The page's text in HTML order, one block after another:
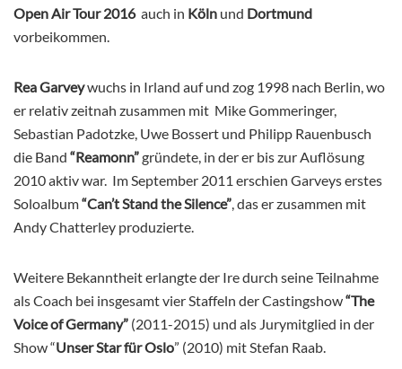
Open Air Tour 2016auch in Köln und Dortmund
vorbeikommen.
Rea Garveywuchs in Irland auf und zog 1998 nach Berlin, wo
er relativ zeitnah zusammen mit Mike Gommeringer,
Sebastian Padotzke, Uwe Bossert und Philipp Rauenbusch
die Band “Reamonn”gründete, in der er bis zur Auflösung
2010 aktiv war. Im September 2011 erschien Garveys erstes
Soloalbum“Can’t Stand the Silence”, das er zusammen mit
Andy Chatterley produzierte.
Weitere Bekanntheit erlangte der Ire durch seine Teilnahme
als Coach bei insgesamt vier Staffeln der Castingshow“The
Voice of Germany” (2011-2015) und als Jurymitglied in der
Show “Unser Star für Oslo” (2010) mit Stefan Raab.